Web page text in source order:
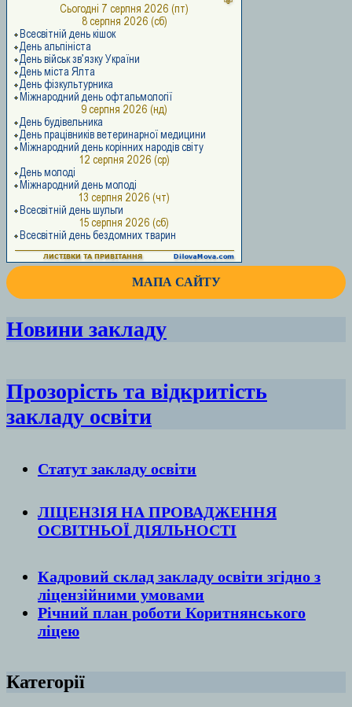
МАПА САЙТУ
Новини закладу
Прозорість та відкритість
закладу освіти
Статут закладу освіти
ЛІЦЕНЗІЯ НА ПРОВАДЖЕННЯ
ОСВІТНЬОЇ ДІЯЛЬНОСТІ
Кадровий склад закладу освіти згідно з
ліцензійними умовами
Річний план роботи Коритнянського
ліцею
Категорії